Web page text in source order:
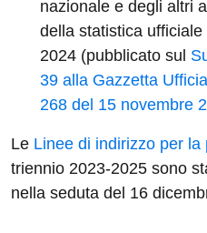
nazionale e degli altri
della statistica
2024 (pubblicato sul
39 alla Gazzetta
268 del 15 novembre
Le Linee di indirizzo per la
triennio 2023-2025 sono
nella seduta del 16